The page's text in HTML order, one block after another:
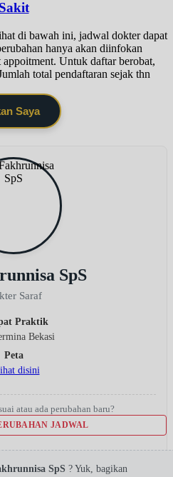
Sakit
di bawah ini, jadwal dokter dapat
hanya akan diinfokan
appoitment. Untuk daftar berobat,
total pendaftaran sejak thn
Saya
SpS
Saraf
Praktik
Bekasi
Peta
disini
atau ada perubahan baru?
JADWAL
SpS ? Yuk, bagikan